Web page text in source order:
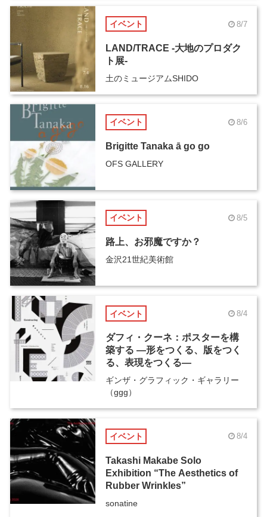
イベント 8/7
LAND/TRACE -大地のプロダク
ト展-
土のミュージアムSHIDO
イベント 8/6
Brigitte Tanaka ā go go
OFS GALLERY
イベント 8/5
路上、お邪魔ですか？
金沢21世紀美術館
イベント 8/4
ダフィ・クーネ：ポスターを構
築する ―形をつくる、版をつく
る、表現をつくる―
ギンザ・グラフィック・ギャラリー
（ggg）
イベント 8/4
Takashi Makabe Solo
Exhibition “The Aesthetics of
Rubber Wrinkles”
sonatine